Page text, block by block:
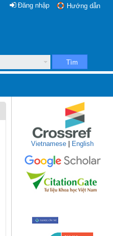
Hướng dẫn
Đăng nhập
Tìm
Vietnamese English